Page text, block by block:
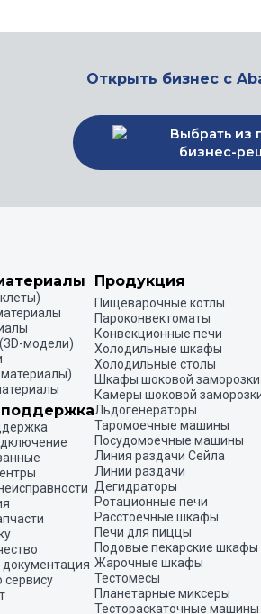
Открыть бизнес с
Выбрать из
бизнес-
модели)
документация
Продукция
Пищеварочные котлы
Пароконвектоматы
Конвекционные печи
Холодильные шкафы
Холодильные столы
Шкафы шоковой заморозки
Камеры шоковой
Льдогенераторы
Таромоечные машины
Посудомоечные машины
Линия раздачи Сейла
Линии раздачи
Дегидраторы
Ротационные печи
Расстоечные шкафы
Печи для пиццы
Подовые пекарские шкафы
Жарочные шкафы
Тестомесы
Планетарные миксеры
Тестораскаточные машины